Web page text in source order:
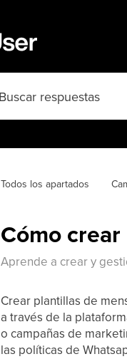
Todos los apartados
Cómo
Aprende a crear y
Crear plantillas de
a través de la
o campañas de
las políticas de